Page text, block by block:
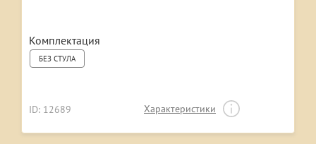
Комплектация
БЕЗ СТУЛА
ID: 12689 Характеристики